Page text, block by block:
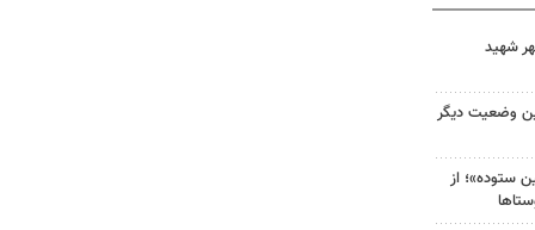
شهید
وضعیت دیگر
ستوده»؛ از